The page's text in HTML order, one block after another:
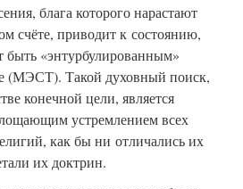
блага которого нарастают
счёте, приводит к состоянию,
быть «энтурбулированным»
(МЭСТ). Такой духовный поиск,
конечной цели, является
устремлением всех
как бы ни отличались их
их доктрин.